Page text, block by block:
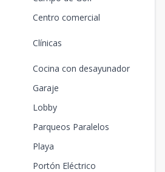
Centro comercial
Clínicas
Cocina con desayunador
Garaje
Lobby
Parqueos Paralelos
Playa
Portón Eléctrico